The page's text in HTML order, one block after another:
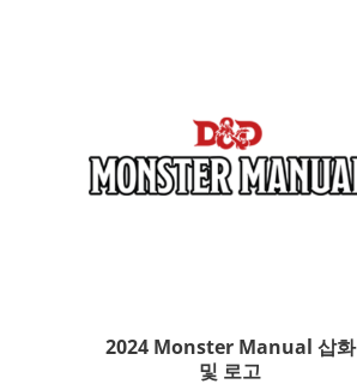
2024 Monster Manual 삽화
및 로고